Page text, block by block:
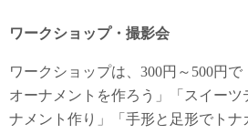
ワークショップ・撮影会
ワークショップは、300円～500円
オーナメントを作ろう」「スイー
ナメント作り」「手形と足形でトナ